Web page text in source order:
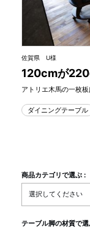
佐賀県 U様
120cmが
アトリエ木馬の一枚
ダイニングテーブル
商品カテゴリで選ぶ :
テーブル脚の材質で